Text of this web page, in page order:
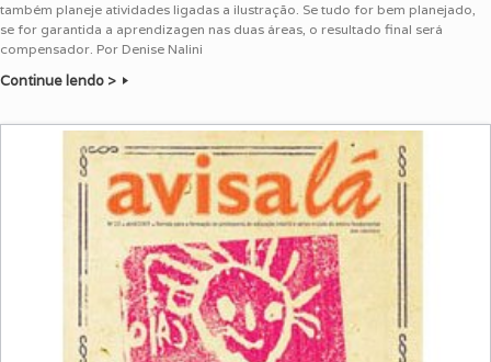
também planeje atividades ligadas a ilustração. Se tudo for bem planejado,
se for garantida a aprendizagen nas duas áreas, o resultado final será
compensador. Por Denise Nalini
Continue lendo >